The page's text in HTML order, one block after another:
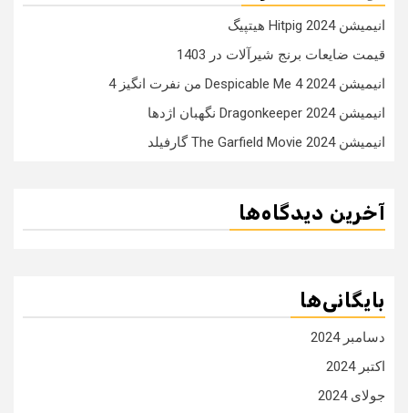
انیمیشن Hitpig 2024 هیتپیگ
قیمت ضایعات برنج شیرآلات در 1403
انیمیشن Despicable Me 4 2024 من نفرت انگیز 4
انیمیشن Dragonkeeper 2024 نگهبان اژدها
انیمیشن The Garfield Movie 2024 گارفیلد
آخرین دیدگاه‌ها
بایگانی‌ها
دسامبر 2024
اکتبر 2024
جولای 2024